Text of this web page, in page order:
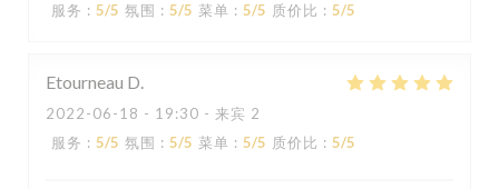
服务 : 5/5 氛围 : 5/5 菜单 : 5/5 质价比 : 5/5
Etourneau D
2022-06-18 - 19:30 - 来宾 2
服务 : 5/5 氛围 : 5/5 菜单 : 5/5 质价比 : 5/5